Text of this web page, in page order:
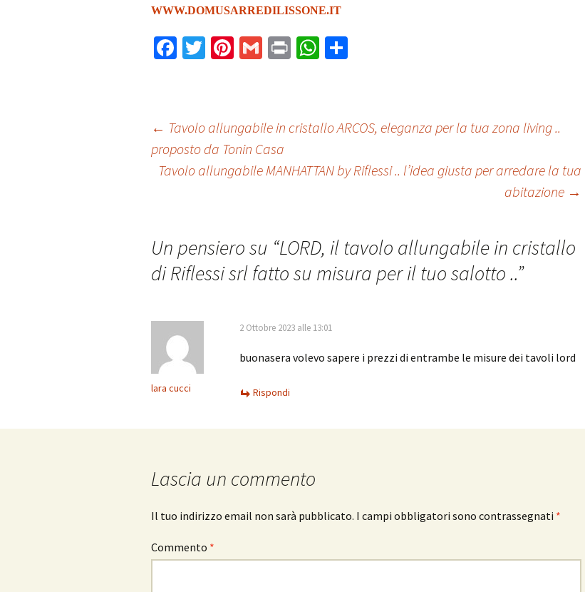
WWW.DOMUSARREDILISSONE.IT
Fa
o
k
T
er
Pi
es
t
G
l
Pr W
sA
p
p
di
vi
di
Navigazione
← Tavolo allungabile in cristallo ARCOS, eleganza per la tua zona living ..
proposto da Tonin Casa
Tavolo allungabile MANHATTAN by Riflessi .. l’idea giusta per arredare la tua
abitazione →
Un pensiero su “LORD, il tavolo allungabile in cristallo
di Riflessi srl fatto su misura per il tuo salotto ..”
lara cucci
2 Ottobre 2023 alle 13:01
buonasera volevo sapere i prezzi di entrambe le misure dei tavoli lord
Rispondi
Lascia un commento
Il tuo indirizzo email non sarà pubblicato. I campi obbligatori sono contrassegnati *
Commento *